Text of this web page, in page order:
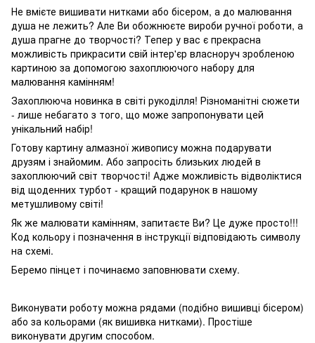
Не вмієте вишивати нитками або бісером, а до малювання
душа не лежить? Але Ви обожнюєте вироби ручної роботи, а
душа прагне до творчості? Тепер у вас є прекрасна
можливість прикрасити свій інтер'єр власноруч зробленою
картиною за допомогою захоплюючого набору для
малювання камінням!
Захоплююча новинка в світі рукоділля! Різноманітні сюжети
- лише небагато з того, що може запропонувати цей
унікальний набір!
Готову картину алмазної живопису можна подарувати
друзям і знайомим. Або запросіть близьких людей в
захоплюючий світ творчості! Адже можливість відволіктися
від щоденних турбот - кращий подарунок в нашому
метушливому світі!
Як же малювати камінням, запитаєте Ви? Це дуже просто!!!
Код кольору і позначення в інструкції відповідають символу
на схемі.
Беремо пінцет і починаємо заповнювати схему.
Виконувати роботу можна рядами (подібно вишивці бісером)
або за кольорами (як вишивка нитками). Простіше
виконувати другим способом.